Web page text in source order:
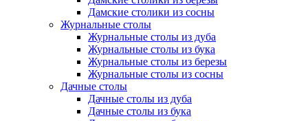
Дамские столики из сосны
Журнальные столы
Журнальные столы из дуба
Журнальные столы из бука
Журнальные столы из березы
Журнальные столы из сосны
Дачные столы
Дачные столы из дуба
Дачные столы из бука